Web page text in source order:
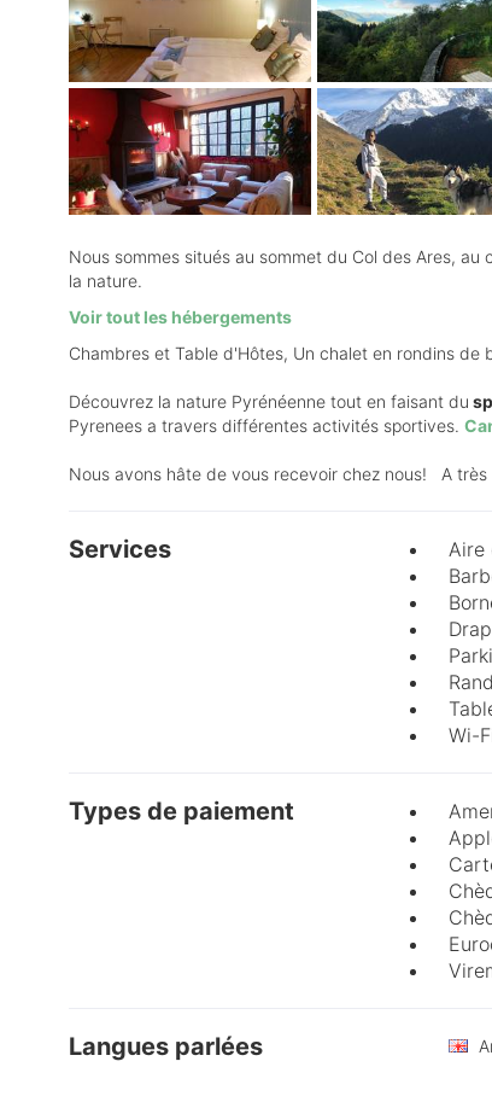
Nous sommes situés au sommet du Col des Ares,
la nature.
Voir tout les hébergements
Chambres et Table d'Hôtes, Un chalet en rondins de
Découvrez la nature Pyrénéenne tout en faisant du
Pyrenees a travers différentes activités sportives.
Nous avons hâte de vous recevoir chez nous! A
Services Aire
Wi-
Types de paiement
Langues parlées